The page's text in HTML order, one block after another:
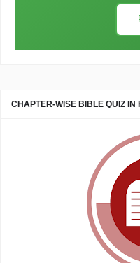
CHAPTER-WISE BIBLE QUIZ IN